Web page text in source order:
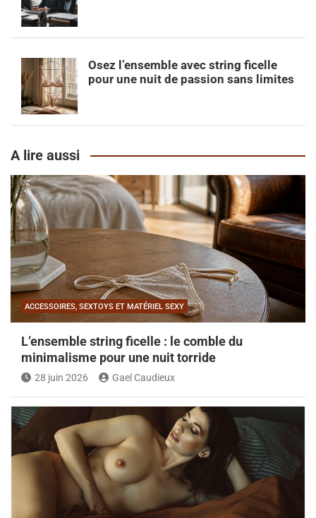
Osez l’ensemble avec string ficelle
pour une nuit de passion sans limites
A lire aussi
ACCESSOIRES, SEXTOYS ET MATÉRIEL SEXY
L’ensemble string ficelle : le comble du
minimalisme pour une nuit torride
28 juin 2026 Gael Caudieux